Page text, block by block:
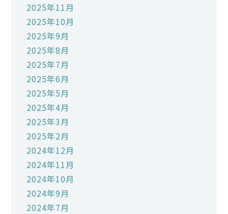
2025年11月
2025年10月
2025年9月
2025年8月
2025年7月
2025年6月
2025年5月
2025年4月
2025年3月
2025年2月
2024年12月
2024年11月
2024年10月
2024年9月
2024年7月